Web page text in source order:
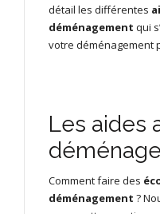
détail les différentes
déménagement qui
votre déménagement
Les aides
Comment faire des
déménagement ?